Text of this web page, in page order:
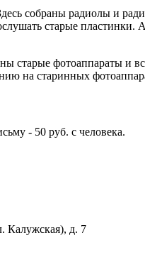
собраны радиолы и
старые
старые фотоаппараты и
на старинных
- 50 руб. с человека.
Калужская), д. 7